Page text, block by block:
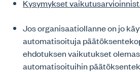
Kysymykset
Jos organisaatiollanne on jo
automatisoituja
ehdotuksen vaikutukset
automatisoituihin